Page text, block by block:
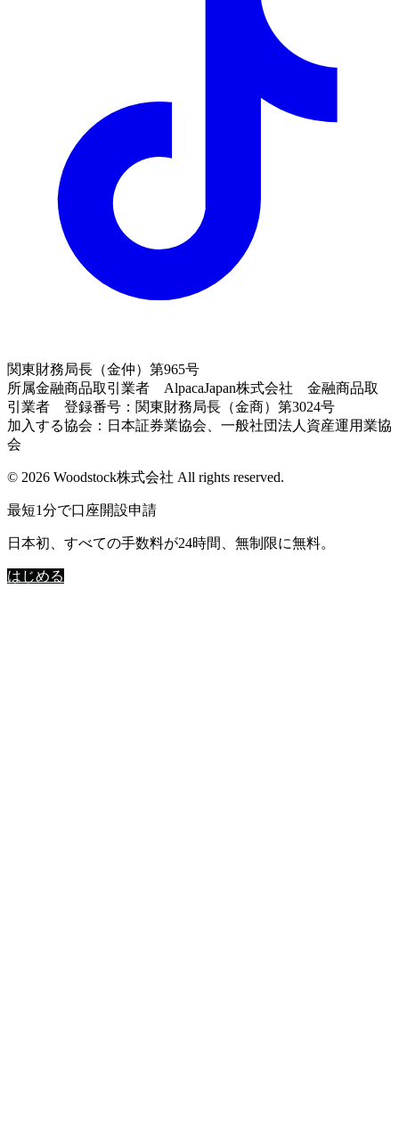
関東財務局長（金仲）第965号
所属金融商品取引業者 AlpacaJapan株式会社 金融商品取
引業者 登録番号：関東財務局長（金商）第3024号
加入する協会：日本証券業協会、一般社団法人資産運用業協
会
© 2026 Woodstock株式会社 All rights reserved.
最短1分で口座開設申請
日本初、すべての手数料が24時間、無制限に無料。
はじめる